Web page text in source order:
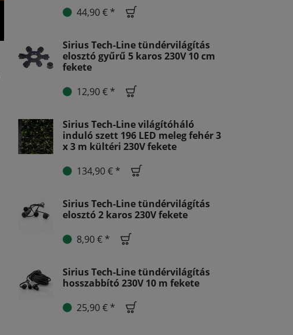
44,90 € *
Sirius Tech-Line tündérvilágítás
elosztó gyűrű 5 karos 230V 10 cm
fekete
12,90 € *
Sirius Tech-Line világítóháló
induló szett 196 LED meleg fehér 3
x 3 m kültéri 230V fekete
134,90 € *
Sirius Tech-Line tündérvilágítás
elosztó 2 karos 230V fekete
8,90 € *
Sirius Tech-Line tündérvilágítás
hosszabbító 230V 10 m fekete
25,90 € *